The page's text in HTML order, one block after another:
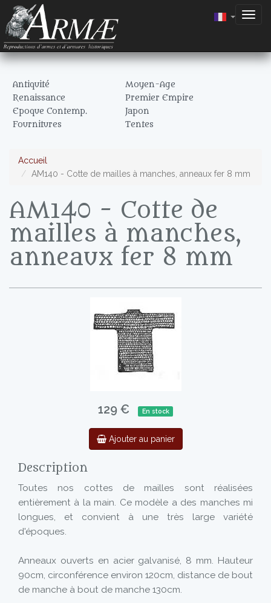
Antiquité
Moyen-Age
Renaissance
Premier Empire
Epoque Contemp.
Japon
Fournitures
Tentes
Accueil
AM140 - Cotte de mailles à manches, anneaux fer 8 mm
AM140 - Cotte de
mailles à manches,
anneaux fer 8 mm
129 € En stock
Ajouter au panier
Description
Toutes nos cottes de mailles sont réalisées
entièrement à la main. Ce modèle a des manches mi
longues, et convient à une très large variété
d'époques.
Anneaux ouverts en acier galvanisé, 8 mm. Hauteur
90cm, circonférence environ 120cm, distance de bout
de manche à bout de manche 130cm.